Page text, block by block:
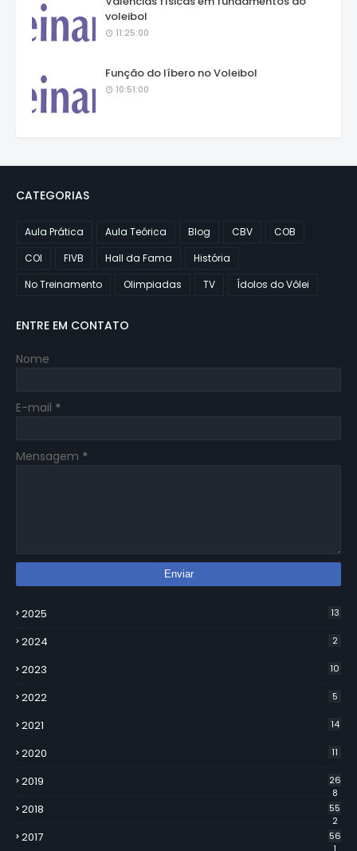
voleibol
11:25:00
Função do líbero no Voleibol
10:51:00
CATEGORIAS
Aula Prática Aula Teórica Blog CBV
COB
COI
FIVB Hall da Fama
História
No Treinamento
Olimpiadas TV Ídolos do Vôlei
ENTRE EM CONTATO
Nome
E-mail *
Mensagem *
2025 13
2024 2
2023 10
2022 5
2021 14
2020 11
2019
26
8
2018
55
2
2017
56